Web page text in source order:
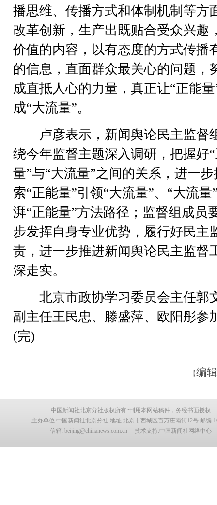
播思维、传播方式和体制机制等方
改革创新，生产出既贴合受众兴趣
价值的内容，以有态度的方式传播
的信息，直面群众最关心的问题，
成直抵人心的力量，真正让“正能量
成“大流量”。
卢彦表示，新闻舆论民主监督
绕今年监督主题深入调研，把握好
量”与“大流量”之间的关系，进一步
索“正能量”引领“大流量”、“大流量
湃“正能量”方法路径；监督组成员
步发挥自身专业优势，履行好民主
责，进一步推进新闻舆论民主监督
深走实。
北京市政协学习委员会主任郭
副主任王民忠、滕盛萍、欧阳彤参
(完)
【编
中国新闻社北京分社版权所有::刊用本网站稿件，务经书面授权
主办单位:中国新闻社北京分社 地址:北京市西城区百万庄南街12号 邮编
信箱: beijing@chinanews.com.cn 技术支持:中国新闻社网络中心